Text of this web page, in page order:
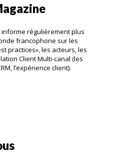
informe régulièrement plus
francophone sur les
practices», les acteurs, les
Client Multi-canal (les
l’expérience client).